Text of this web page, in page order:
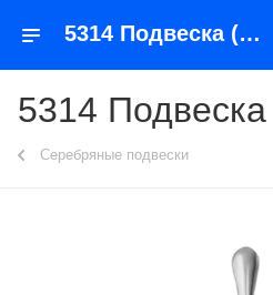
5314 Подвеска (Ag 925)
5314
Серебряные подвески